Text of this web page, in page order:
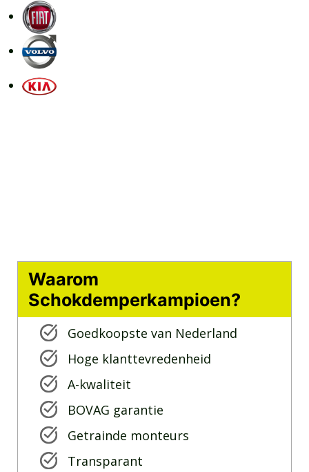
Waarom
Schokdemperkampioen?
Goedkoopste van Nederland
Hoge klanttevredenheid
A-kwaliteit
BOVAG garantie
Getrainde monteurs
Transparant